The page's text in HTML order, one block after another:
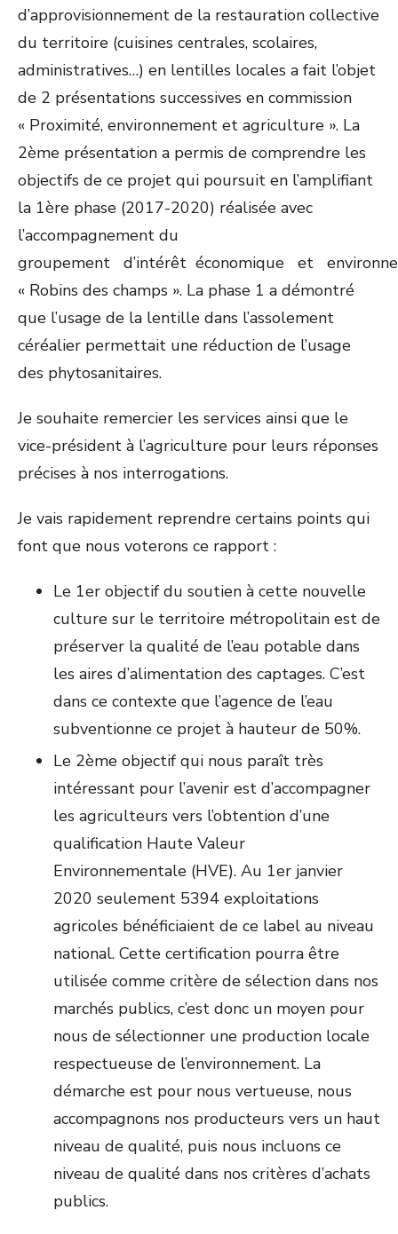
d’approvisionnement de la restauration collective
du territoire (cuisines centrales, scolaires,
administratives…) en lentilles locales a fait l’objet
de 2 présentations successives en commission
« Proximité, environnement et agriculture ». La
2ème présentation a permis de comprendre les
objectifs de ce projet qui poursuit en l’amplifiant
la 1ère phase (2017-2020) réalisée avec
l’accompagnement du
groupement d’intérêt économique et
« Robins des champs ». La phase 1 a démontré
que l’usage de la lentille dans l’assolement
céréalier permettait une réduction de l’usage
des phytosanitaires.
Je souhaite remercier les services ainsi que le
vice-président à l’agriculture pour leurs réponses
précises à nos interrogations.
Je vais rapidement reprendre certains points qui
font que nous voterons ce rapport :
Le 1er objectif du soutien à cette nouvelle
culture sur le territoire métropolitain est de
préserver la qualité de l’eau potable dans
les aires d’alimentation des captages. C’est
dans ce contexte que l’agence de l’eau
subventionne ce projet à hauteur de 50%.
Le 2ème objectif qui nous paraît très
intéressant pour l’avenir est d’accompagner
les agriculteurs vers l’obtention d’une
qualification Haute Valeur
Environnementale (HVE). Au 1er janvier
2020 seulement 5394 exploitations
agricoles bénéficiaient de ce label au niveau
national. Cette certification pourra être
utilisée comme critère de sélection dans nos
marchés publics, c’est donc un moyen pour
nous de sélectionner une production locale
respectueuse de l’environnement. La
démarche est pour nous vertueuse, nous
accompagnons nos producteurs vers un haut
niveau de qualité, puis nous incluons ce
niveau de qualité dans nos critères d’achats
publics.